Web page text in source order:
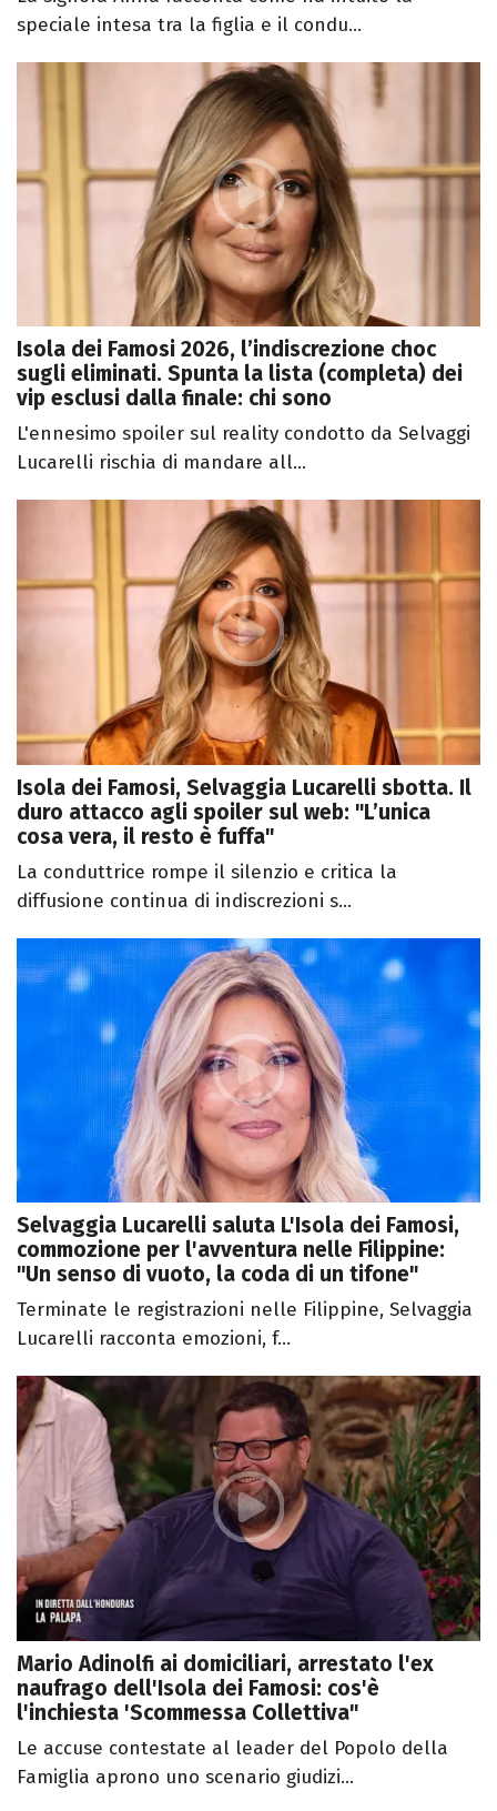
speciale intesa tra la figlia e il condu...
Isola dei Famosi 2026, l’indiscrezione choc
sugli eliminati. Spunta la lista (completa) dei
vip esclusi dalla finale: chi sono
L'ennesimo spoiler sul reality condotto da Selvaggi
Lucarelli rischia di mandare all...
Isola dei Famosi, Selvaggia Lucarelli sbotta. Il
duro attacco agli spoiler sul web: "L’unica
cosa vera, il resto è fuffa"
La conduttrice rompe il silenzio e critica la
diffusione continua di indiscrezioni s...
Selvaggia Lucarelli saluta L'Isola dei Famosi,
commozione per l'avventura nelle Filippine:
"Un senso di vuoto, la coda di un tifone"
Terminate le registrazioni nelle Filippine, Selvaggia
Lucarelli racconta emozioni, f...
Mario Adinolfi ai domiciliari, arrestato l'ex
naufrago dell'Isola dei Famosi: cos'è
l'inchiesta 'Scommessa Collettiva"
Le accuse contestate al leader del Popolo della
Famiglia aprono uno scenario giudizi...